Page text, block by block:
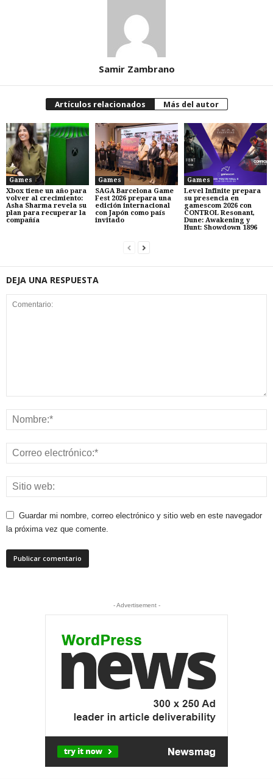
Samir Zambrano
Artículos relacionados Más del autor
Games
Xbox tiene un año para
volver al crecimiento:
Asha Sharma revela su
plan para recuperar la
compañía
Games
SAGA Barcelona Game
Fest 2026 prepara una
edición internacional
con Japón como país
invitado
Games
Level Infinite prepara
su presencia en
gamescom 2026 con
CONTROL Resonant,
Dune: Awakening y
Hunt: Showdown 1896
DEJA UNA RESPUESTA
Guardar mi nombre, correo electrónico y sitio web en este navegador
la próxima vez que comente.
- Advertisement -